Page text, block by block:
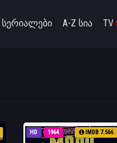
სერიალები A-Z სია TV
HD 1964 IMDB 7.566